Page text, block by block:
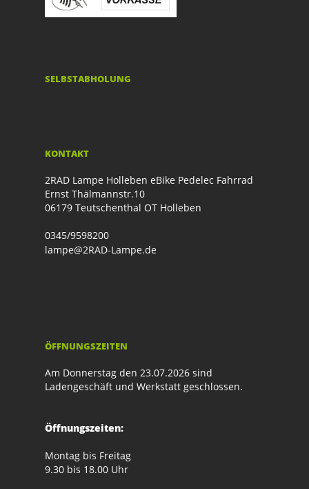
SELBSTABHOLUNG
KONTAKT
2RAD Lampe Holleben eBike Pedelec Fahrrad
Ernst Thälmannstr.10
06179 Teutschenthal OT Holleben
0345/9598200
lampe@2RAD-Lampe.de
ÖFFNUNGSZEITEN
Am Donnerstag den 23.07.2026 sind
Ladengeschäft und Werkstatt geschlossen.
Öffnungszeiten:
Montag bis Freitag
9.30 bis 18.00 Uhr